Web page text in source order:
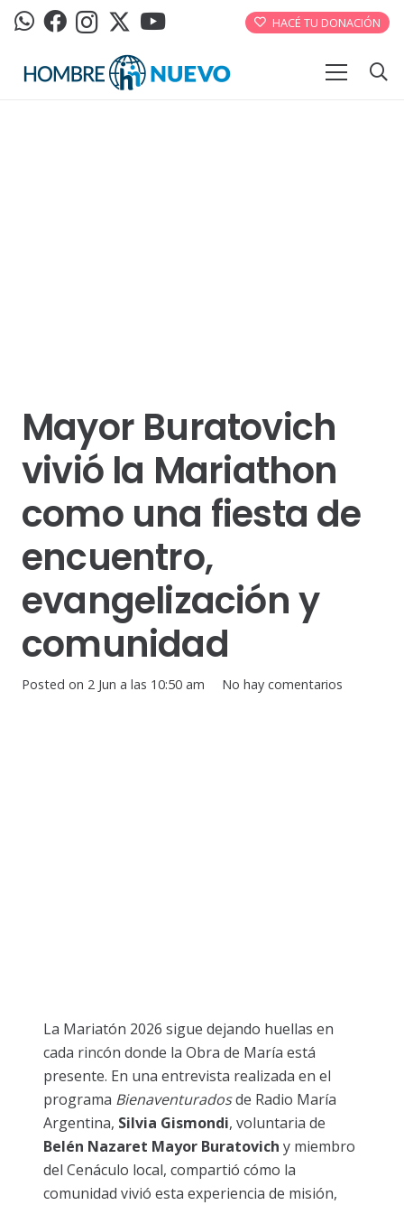
HACÉ TU DONACIÓN
Mayor Buratovich
vivió la Mariathon
como una fiesta de
encuentro,
evangelización y
comunidad
Posted on 2 Jun a las 10:50 am No hay comentarios
La Mariatón 2026 sigue dejando huellas en
cada rincón donde la Obra de María está
presente. En una entrevista realizada en el
programa Bienaventuradosde Radio María
Argentina, Silvia Gismondi, voluntaria de
Belén Nazaret Mayor Buratovich y miembro
del Cenáculo local, compartió cómo la
comunidad vivió esta experiencia de misión,